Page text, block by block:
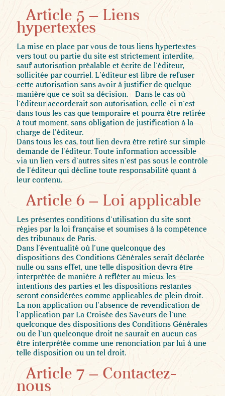
Article 5 – Liens
hypertextes
La mise en place par vous de tous liens hypertextes
vers tout ou partie du site est strictement interdite,
sauf autorisation préalable et écrite de l’éditeur,
sollicitée par courriel. L’éditeur est libre de refuser
cette autorisation sans avoir à justifier de quelque
manière que ce soit sa décision. Dans le cas où
l’éditeur accorderait son autorisation, celle-ci n’est
dans tous les cas que temporaire et pourra être retirée
à tout moment, sans obligation de justification à la
charge de l’éditeur.
Dans tous les cas, tout lien devra être retiré sur simple
demande de l’éditeur. Toute information accessible
via un lien vers d’autres sites n’est pas sous le contrôle
de l’éditeur qui décline toute responsabilité quant à
leur contenu.
Article 6 – Loi applicable
Les présentes conditions d’utilisation du site sont
régies par la loi française et soumises à la compétence
des tribunaux de Paris.
Dans l’éventualité où l’une quelconque des
dispositions des Conditions Générales serait déclarée
nulle ou sans effet, une telle disposition devra être
interprétée de manière à refléter au mieux les
intentions des parties et les dispositions restantes
seront considérées comme applicables de plein droit.
La non application ou l’absence de revendication de
l’application par La Croisée des Saveurs de l’une
quelconque des dispositions des Conditions Générales
ou de l’un quelconque droit ne saurait en aucun cas
être interprétée comme une renonciation par lui à une
telle disposition ou un tel droit.
Article 7 – Contactez-
nous